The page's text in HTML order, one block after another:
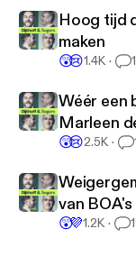
Hoog tijd
maken
😲😢1.4K
Wéér een
Marleen
😲😢2.5K
van BOA's
😲💜1.2K